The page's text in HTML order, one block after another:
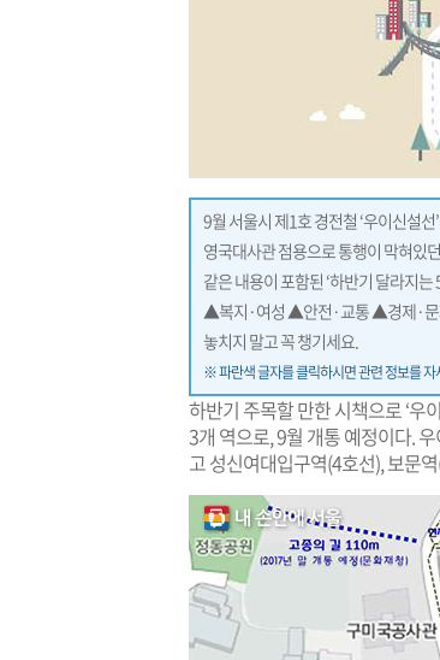
9월 서울시 제1호 경전철 ‘우이신설
영국대사관 점용으로 통행이 막혀있
같은 내용이 포함된 ‘하반기 달라지
▲복지·여성 ▲안전·교통 ▲경제·문
놓치지 말고 꼭 챙기세요.
※ 파란색 글자를 클릭하시면 관련 정보를 자
하반기 주목할 만한 시책으로 ‘우
3개 역으로, 9월 개통 예정이다.
고 성신여대입구역(4호선), 보문